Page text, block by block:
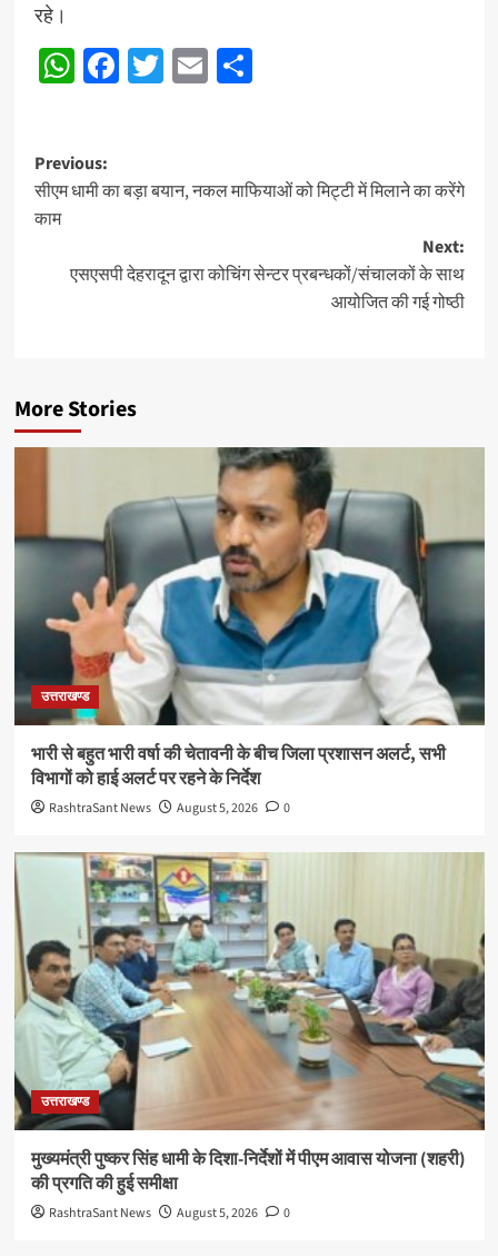
रहे।
WhatsApp
Facebook
Twitter
EmailShare
Post
navigation
Previous:
सीएम धामी का बड़ा बयान, नकल माफियाओं को मिट्टी में मिलाने का करेंगे
काम
Next:
एसएसपी देहरादून द्वारा कोचिंग सेन्टर प्रबन्धकों/संचालकों के साथ
आयोजित की गई गोष्ठी
More Stories
उत्तराखण्ड
भारी से बहुत भारी वर्षा की चेतावनी के बीच जिला प्रशासन अलर्ट, सभी
विभागों को हाई अलर्ट पर रहने के निर्देश
RashtraSant News August 5, 2026 0
उत्तराखण्ड
मुख्यमंत्री पुष्कर सिंह धामी के दिशा-निर्देशों में पीएम आवास योजना (शहरी)
की प्रगति की हुई समीक्षा
RashtraSant News August 5, 2026 0